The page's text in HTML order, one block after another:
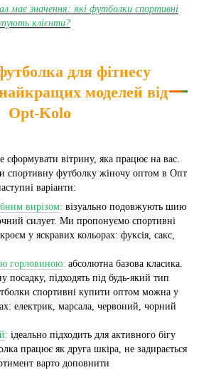
має значення: які футболки спортивні
клієнти?
для фітнесу
моделей від
Opt-Kolo
сформувати вітрину, яка працює на вас.
спортивну футболку жіночу оптом в Опт
варіанти:
вирізом: візуально подовжують шию
силует. Ми пропонуємо спортивні
у яскравих кольорах: фуксія, сакс,
горловиною: абсолютна базова класика.
посадку, підходять під будь-який тип
спортивні купити оптом можна у
електрик, марсала, червоний, чорний
: ідеально підходить для активного бігу
працює як друга шкіра, не задирається
варто доповнити